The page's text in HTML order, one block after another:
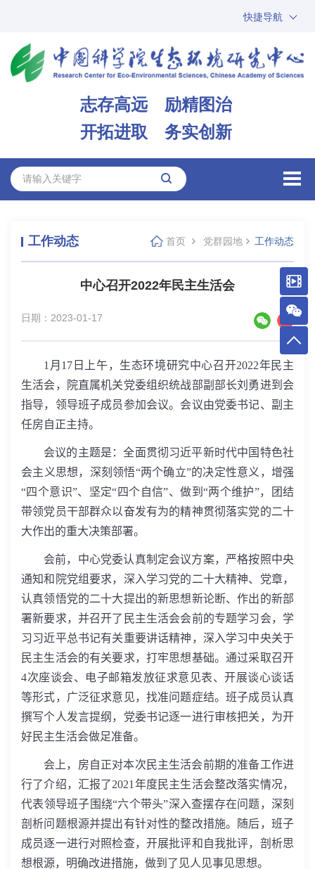
快捷导航
ARP
邮箱
志存高远 励精图治
开拓进取 务实创新
工作动态 首页 党群园地 工作动态
中心召开2022年民主生活会
日期：2023-01-17
1 月 17 日上午，生态环境研究中心召开2022年民主
生活会，院直属机关党委组织统战部副部长刘勇进到会
指导，领导班子成员参加会议。会议由党委书记、副主
任房自正主持。
会议的主题是：全面贯彻习近平新时代中国特色社
会主义思想，深刻领悟“两个确立”的决定性意义，增强
“四个意识”、坚定“四个自信”、做到“两个维护”，团结
带领党员干部群众以奋发有为的精神贯彻落实党的二十
大作出的重大决策部署。
会前，中心党委认真制定会议方案，严格按照中央
通知和院党组要求，深入学习党的二十大精神、党章，
认真领悟党的二十大提出的新思想新论断、作出的新部
署新要求，并召开了民主生活会会前的专题学习会，学
习习近平总书记有关重要讲话精神，深入学习中央关于
民主生活会的有关要求，打牢思想基础。通过采取召开
4次座谈会、电子邮箱发放征求意见表、开展谈心谈话
等形式，广泛征求意见，找准问题症结。班子成员认真
撰写个人发言提纲，党委书记逐一进行审核把关，为开
好民主生活会做足准备。
会上，房自正对本次民主生活会前期的准备工作进
行了介绍，汇报了2021 年度民主生活会整改落实情况，
代表领导班子围绕“六个带头”深入查摆存在问题，深刻
剖析问题根源并提出有针对性的整改措施。随后，班子
成员逐一进行对照检查，开展批评和自我批评，剖析思
想根源，明确改进措施，做到了见人见事见思想。